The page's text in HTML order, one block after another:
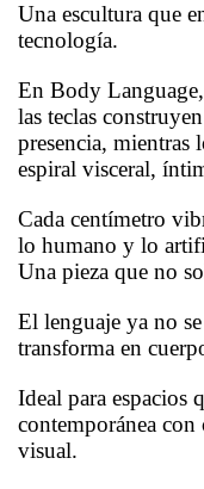
Una escultura que
tecnología.
En Body
las teclas
presencia, mientras
espiral visceral,
Cada centímetro
lo humano y lo
Una pieza que no
El lenguaje ya no
transforma en
Ideal para espacios
contemporánea con
visual.